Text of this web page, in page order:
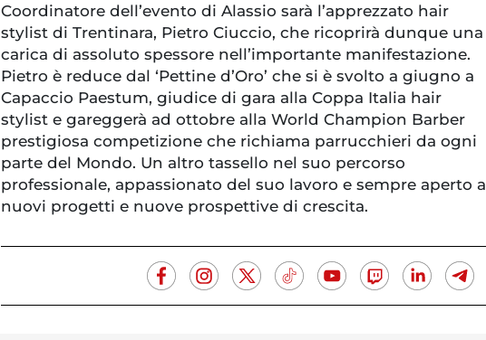
Coordinatore dell’evento di Alassio sarà l’apprezzato hair
stylist di Trentinara, Pietro Ciuccio, che ricoprirà dunque una
carica di assoluto spessore nell’importante manifestazione.
Pietro è reduce dal ‘Pettine d’Oro’ che si è svolto a giugno a
Capaccio Paestum, giudice di gara alla Coppa Italia hair
stylist e gareggerà ad ottobre alla World Champion Barber
prestigiosa competizione che richiama parrucchieri da ogni
parte del Mondo. Un altro tassello nel suo percorso
professionale, appassionato del suo lavoro e sempre aperto a
nuovi progetti e nuove prospettive di crescita.